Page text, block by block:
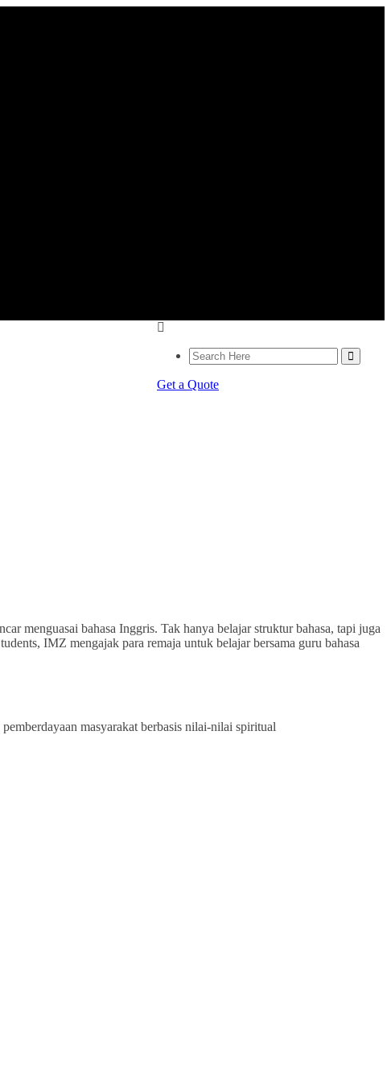
Get a Quote
menguasai bahasa Inggris. Tak hanya belajar struktur bahasa, tapi juga
IMZ mengajak para remaja untuk belajar bersama guru bahasa
masyarakat berbasis nilai-nilai spiritual